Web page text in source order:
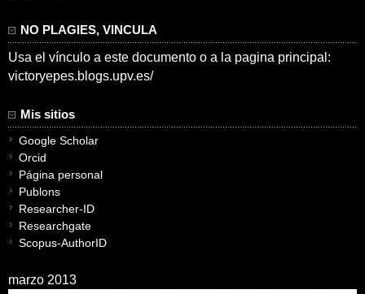
NO PLAGIES, VINCULA
Usa el vínculo a este documento o a la pagina principal:
victoryepes.blogs.upv.es/
Mis sitios
Google Scholar
Orcid
Página personal
Publons
Researcher-ID
Researchgate
Scopus-AuthorID
marzo 2013